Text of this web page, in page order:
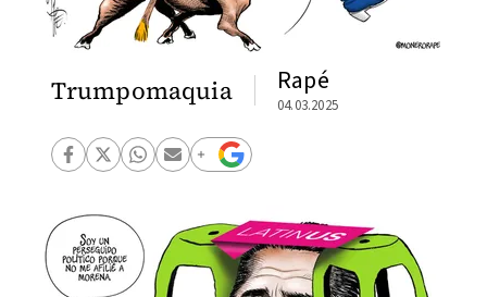
Trumpomaquia Rapé
04.03.2025